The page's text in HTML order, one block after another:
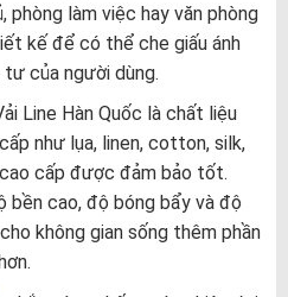
phòng làm việc hay văn phòng
kế để có thể che giấu ánh
của người dùng.
Line Hàn Quốc là chất liệu
như lụa, linen, cotton, silk,
cấp được đảm bảo tốt.
bền cao, độ bóng bẩy và độ
không gian sống thêm phần